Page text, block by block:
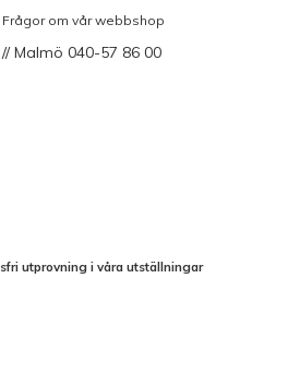
om vår webbshop
Malmö 040-57 86 00
utprovning i våra utställningar